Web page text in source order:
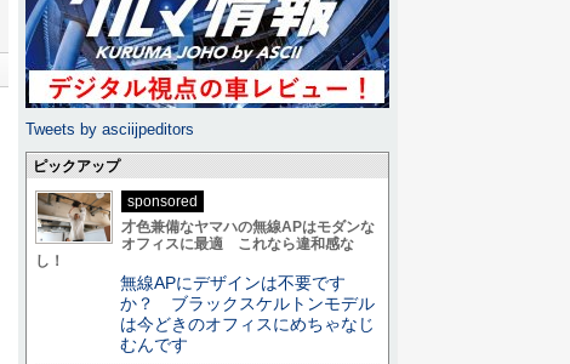
Tweets by asciijpeditors
ピックアップ
sponsored
才色兼備なヤマハの無線APはモダンな
オフィスに最適 これなら違和感な
し！
無線APにデザインは不要です
か？ ブラックスケルトンモデル
は今どきのオフィスにめちゃなじ
むんです